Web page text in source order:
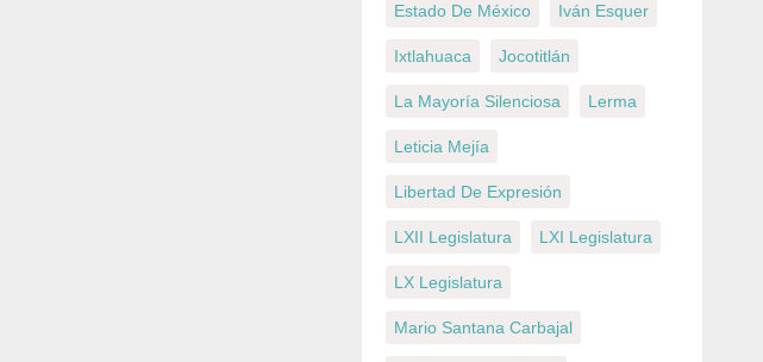
Estado De México Iván Esquer
Ixtlahuaca Jocotitlán
La Mayoría Silenciosa Lerma
Leticia Mejía
Libertad De Expresión
LXII Legislatura LXI Legislatura
LX Legislatura
Mario Santana Carbajal